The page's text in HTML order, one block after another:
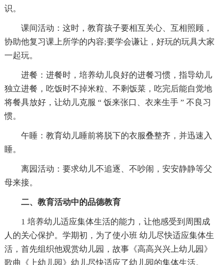
识。
课间活动：这时，教育孩子要相互关心、互相照顾，
协助他复习课上所学的内容;要学会谦让，好玩的玩具大家
一起玩。
进餐：进餐时，培养幼儿良好的进餐习惯，指导幼儿
独立进餐，吃饭时不掉米粒、不剩饭菜，吃完后能自觉地
将餐具放好，让幼儿克服 “ 饭来张口、衣来生手 ” 不良习
惯。
午睡：教育幼儿睡前将脱下的衣服叠整齐，并迅速入
睡。
离园活动：要求幼儿不追逐、不吵闹，安安静静等父
母来接。
二、教育活动中的品德教育
1 培养幼儿适应集体生活的能力，让他感受到周围成
人的关心保护。学期初，为了使小班 幼儿尽快适应集体生
活，首先组织他观赏幼儿园，故事《高高兴兴上幼儿园》
歌曲《上幼儿园》幼儿尽快适应了幼儿园的集体生活。